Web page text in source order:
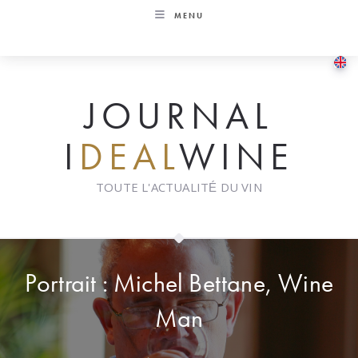
MENU
JOURNAL
I DEALWINE
TOUTE L'ACTUALITÉ DU VIN
Portrait : Michel Bettane, Wine
Man